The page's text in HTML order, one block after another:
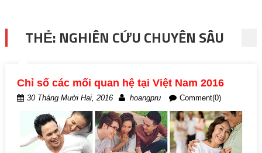
THẺ: NGHIÊN CỨU CHUYÊN SÂU
Chỉ số các mối quan hệ tại Việt Nam 2016
30 Tháng Mười Hai, 2016 hoangpru Comment(0)